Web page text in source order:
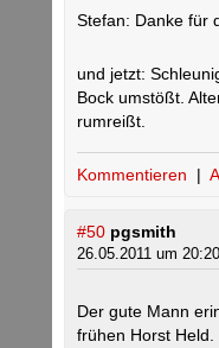
Stefan: Danke für
und jetzt:
Bock umstößt.
rumreißt.
Kommentieren |
#50 pgsmith
26.05.2011 um
Der gute Mann
frühen Horst